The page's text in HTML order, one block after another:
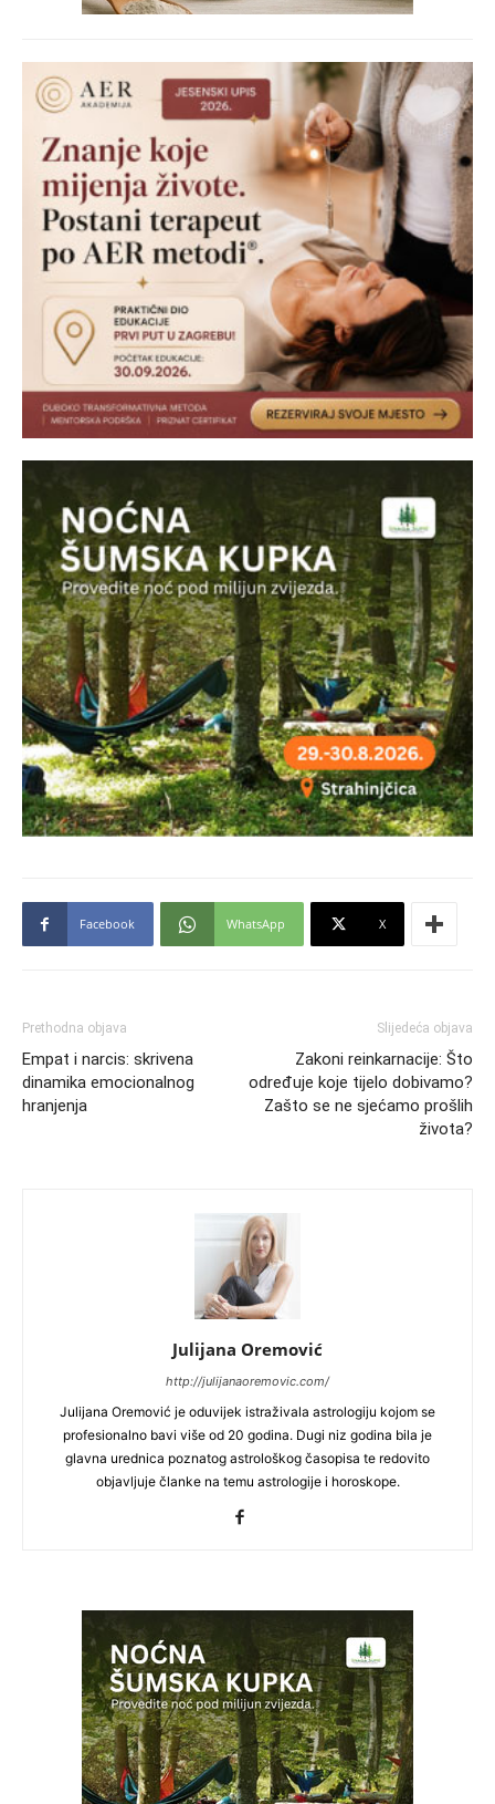
Facebook WhatsApp X
Prethodna objava
Empat i narcis: skrivena
dinamika emocionalnog
hranjenja
Slijedeća objava
Zakoni reinkarnacije: Što
određuje koje tijelo dobivamo?
Zašto se ne sjećamo prošlih
života?
Julijana Oremović
http://julijanaoremovic.com/
Julijana Oremović je oduvijek istraživala astrologiju kojom se
profesionalno bavi više od 20 godina. Dugi niz godina bila je
glavna urednica poznatog astrološkog časopisa te redovito
objavljuje članke na temu astrologije i horoskope.